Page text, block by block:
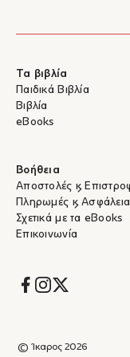
Τα βιβλία
Παιδικά Βιβλία
Βιβλία
eBooks
Βοήθεια
Αποστολές &
Πληρωμές & Ασφάλεια
Σχετικά με τα eBooks
Επικοινωνία
Socials
© Ίκαρος 2026